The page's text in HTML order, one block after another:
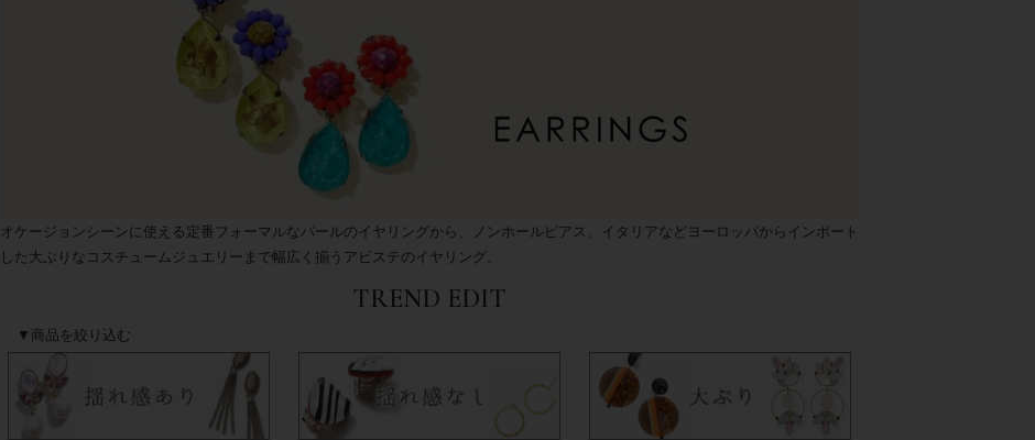
オケージョンシーンに使える定番フォーマルなパールのイヤリングから、ノンホールピアス、イタリアなどヨーロッパからインポート
した大ぶりなコスチュームジュエリーまで幅広く揃うアビステのイヤリング。
TREND EDIT
▼商品を絞り込む